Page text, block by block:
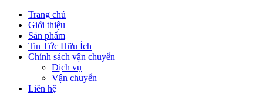
Trang chủ
Giới thiệu
Sản phẩm
Tin Tức Hữu Ích
Chính sách vận chuyển
Dịch vụ
Vận chuyển
Liên hệ